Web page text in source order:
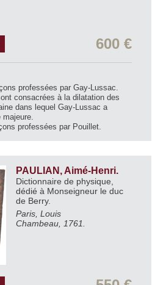
600 €
professées par Gay-Lussac.
consacrées à la dilatation des
dans lequel Gay-Lussac a
majeure.
professées par Pouillet.
PAULIAN, Aimé-Henri.
Dictionnaire de physique,
dédié à Monseigneur le duc
de Berry.
Paris, Louis
Chambeau, 1761.